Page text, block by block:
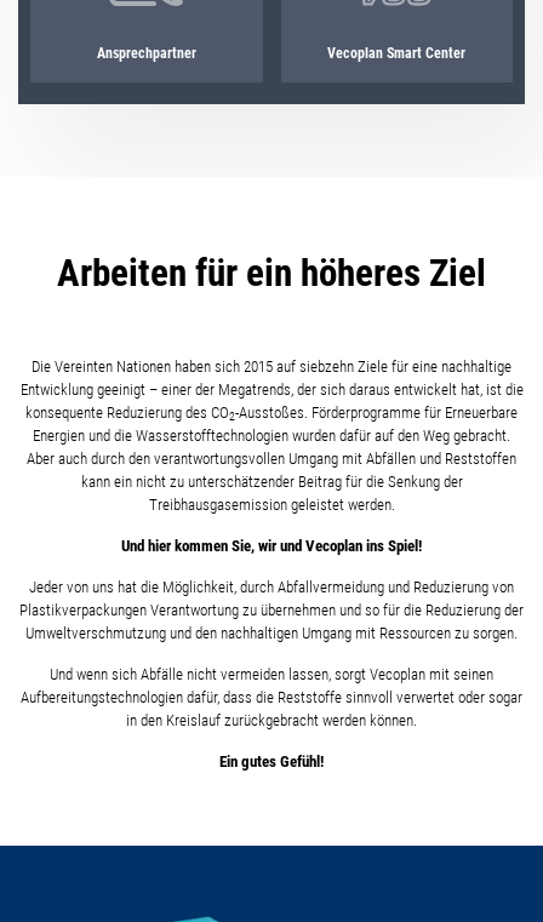
Ansprechpartner Vecoplan Smart Center
Arbeiten für ein höheres Ziel
Die Vereinten Nationen haben sich 2015 auf siebzehn Ziele für eine nachhaltige
Entwicklung geeinigt – einer der Megatrends, der sich daraus entwickelt hat, ist die
konsequente Reduzierung des CO2-Ausstoßes. Förderprogramme für Erneuerbare
Energien und die Wasserstofftechnologien wurden dafür auf den Weg gebracht.
Aber auch durch den verantwortungsvollen Umgang mit Abfällen und Reststoffen
kann ein nicht zu unterschätzender Beitrag für die Senkung der
Treibhausgasemission geleistet werden.
Und hier kommen Sie, wir und Vecoplan ins Spiel!
Jeder von uns hat die Möglichkeit, durch Abfallvermeidung und Reduzierung von
Plastikverpackungen Verantwortung zu übernehmen und so für die Reduzierung der
Umweltverschmutzung und den nachhaltigen Umgang mit Ressourcen zu sorgen.
Und wenn sich Abfälle nicht vermeiden lassen, sorgt Vecoplan mit seinen
Aufbereitungstechnologien dafür, dass die Reststoffe sinnvoll verwertet oder sogar
in den Kreislauf zurückgebracht werden können.
Ein gutes Gefühl!